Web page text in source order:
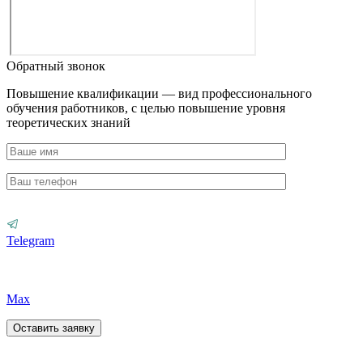
Обратный звонок
Повышение квалификации — вид профессионального
обучения работников, с целью повышение уровня
теоретических знаний
Telegram
Max